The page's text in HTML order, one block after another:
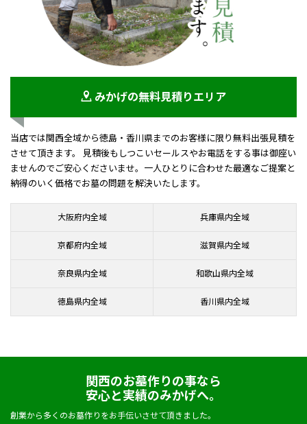
みかげの無料見積りエリア
当店では関西全域から徳島・香川県までのお客様に限り無料出張見積を
させて頂きます。 見積後もしつこいセールスやお電話をする事は御座い
ませんのでご安心くださいませ。一人ひとりに合わせた最適なご提案と
納得のいく価格でお墓の問題を解決いたします。
大阪府内全域 兵庫県内全域
京都府内全域 滋賀県内全域
奈良県内全域 和歌山県内全域
徳島県内全域 香川県内全域
関西のお墓作りの事なら
安心と実績のみかげへ。
創業から多くのお墓作りをお手伝いさせて頂きました。